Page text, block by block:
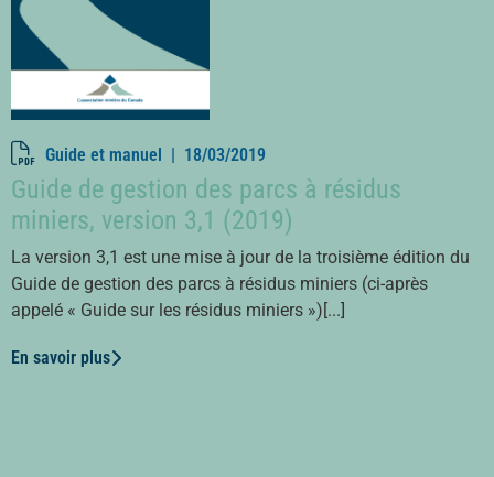
Guide et manuel | 18/03/2019
Guide de gestion des parcs à résidus
miniers, version 3,1 (2019)
La version 3,1 est une mise à jour de la troisième édition du
Guide de gestion des parcs à résidus miniers (ci-après
appelé « Guide sur les résidus miniers »)[...]
En savoir plus